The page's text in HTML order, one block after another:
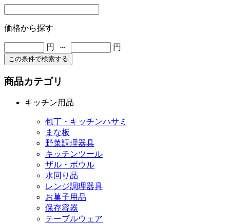
価格から探す
円 ～ 円
この条件で検索する
商品カテゴリ
キッチン用品
包丁・キッチンハサミ
まな板
野菜調理器具
キッチンツール
ザル・ボウル
水回り品
レンジ調理器具
お菓子用品
保存容器
テーブルウェア